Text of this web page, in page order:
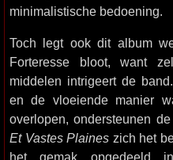
minimalistische bedoening.
Toch legt ook dit album
Forteresse bloot, want
middelen intrigeert de
en de vloeiende manier
overlopen, ondersteunen
Et Vastes Plaines zich het
het gemak opgedeeld